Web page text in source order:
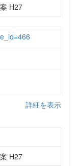
H27
詳細を表示
H27